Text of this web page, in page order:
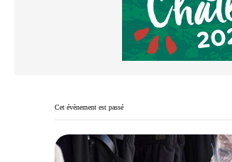
Cet évènement est passé